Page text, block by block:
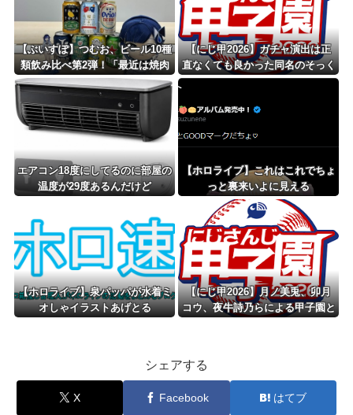
【ぶいすぽ】つむお、ビール10種
類飲み比べ第2弾！「最近は焼肉
屋で最初にビールを頼むくらい好
き」
【にじ甲2026】ガチャ演出は正
直なくても良かった同名のそっく
りさん引いてぬか喜びする監督が
エアコン18度にしてるのに部屋の
温度が29度あるんだけど
【ホロライブ】これはこれでちょ
っと裏来いよに見える
【ホロライブ】泉パッパが水着ミ
オしゃイラストあげとる
【にじ甲2026】月ノ美兎、卯月
コウ、夜牛詩乃らによる甲子園と
シェアする
X Facebook はてブ